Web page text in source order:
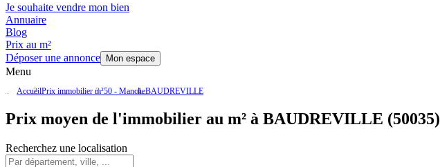
Je souhaite vendre mon bien
Annuaire
Blog
Prix au m²
Déposer une annonce
Mon espace
Menu
AccueilPrix immobilier m²50 - MancheBAUDREVILLE
Prix moyen de l'immobilier au m² à BAUDREVILLE (50035)
Recherchez une localisation